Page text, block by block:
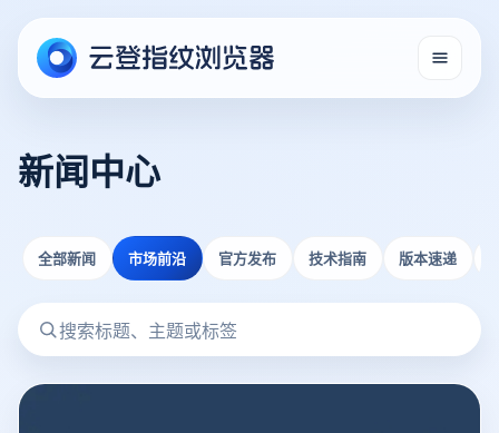
新闻中心
全部新闻 市场前沿 官方发布 技术指南 版本速递